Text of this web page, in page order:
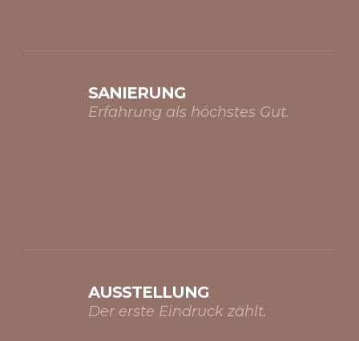
SANIERUNG
Erfahrung als höchstes Gut.
AUSSTELLUNG
Der erste Eindruck zählt.